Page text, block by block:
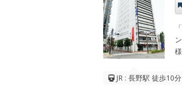
JR : 長野駅 徒歩10